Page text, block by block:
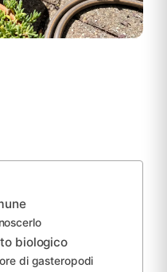
biologico
di gasteropodi